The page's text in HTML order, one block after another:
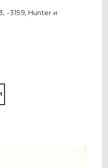
-3159, Hunter и